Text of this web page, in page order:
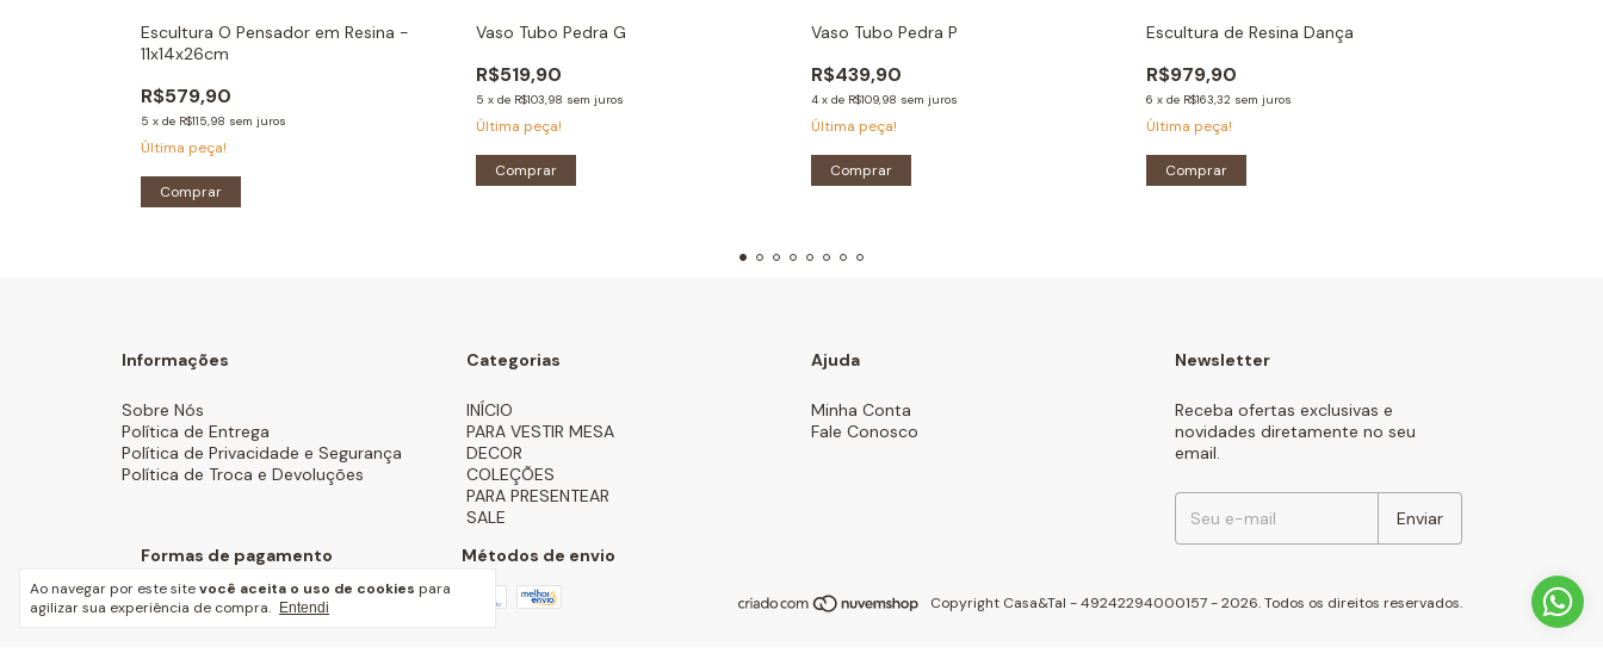
Ao navegar por este sitevocê aceita o uso de cookies para
agilizar sua experiência de compra.
Entendi
Escultura O Pensador em Resina -
11x14x26cm
R$579,90
5 x de R$115,98 sem juros
Última peça!
Comprar
Vaso Tubo Pedra G
R$519,90
5 x de R$103,98 sem juros
Última peça!
Comprar
Vaso Tubo Pedra P
R$439,90
4 x de R$109,98 sem juros
Última peça!
Comprar
Escultura de Resina Dança
R$979,90
6 x de R$163,32 sem juros
Última peça!
Comprar
Informações
Sobre Nós
Política de Entrega
Política de Privacidade e Segurança
Política de Troca e Devoluções
Categorias
INÍCIO
PARA VESTIR MESA
DECOR
COLEÇÕES
PARA PRESENTEAR
SALE
Ajuda
Minha Conta
Fale Conosco
Newsletter
Receba ofertas exclusivas e
novidades diretamente no seu
email.
Formas de pagamento Métodos de envio
Copyright Casa&Tal - 49242294000157 - 2026. Todos os direitos reservados.